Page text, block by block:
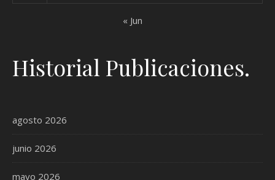
« Jun
Historial Publicaciones.
agosto 2026
junio 2026
mayo 2026